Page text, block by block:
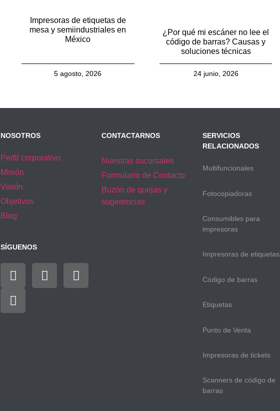
Impresoras de etiquetas de
mesa y semiindustriales en
México
5 agosto, 2026
¿Por qué mi escáner no lee el
código de barras? Causas y
soluciones técnicas
24 junio, 2026
NOSOTROS
Perfil corporativo
Misión
Visión
Objetivos
Blog
SÍGUENOS
CONTACTARNOS
Nuestras sucursales
Formulario de Contacto
Buzón de quejas y
sugerencias
SERVICIOS
RELACIONADOS
Multifuncionales
Fotocopiadoras
Consumibles para
impresoras
Impresoras de etiquetas
Código de barras
Etiquetas
Punto de Venta
Impresoras de tickets
Scanners de código de
barras